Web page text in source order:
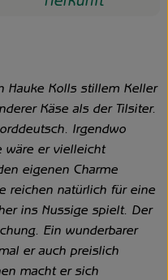
Hauke Kolls stillem Keller
Käse als der Tilsiter.
Irgendwo
wäre er vielleicht
eigenen Charme
reichen natürlich für eine
ins Nussige spielt. Der
Ein wunderbarer
er auch preislich
macht er sich